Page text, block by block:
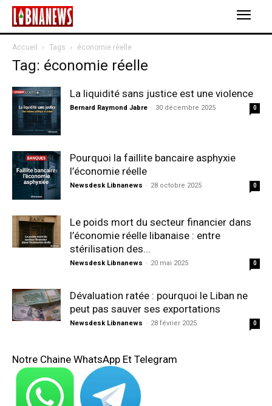
Accueil Tags économie réelle
Tag: économie réelle
La liquidité sans justice est une violence
Bernard Raymond Jabre - 30 décembre 2025 0
Pourquoi la faillite bancaire asphyxie
l’économie réelle
Newsdesk Libnanews - 28 octobre 2025 0
Le poids mort du secteur financier dans
l’économie réelle libanaise : entre
stérilisation des...
Newsdesk Libnanews - 20 mai 2025 0
Dévaluation ratée : pourquoi le Liban ne
peut pas sauver ses exportations
Newsdesk Libnanews - 28 février 2025 0
Notre Chaine WhatsApp Et Telegram